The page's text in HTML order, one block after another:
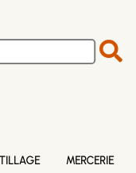
MERCERIE